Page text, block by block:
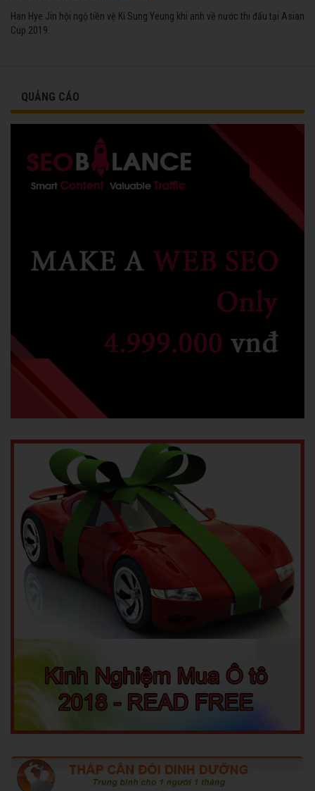
Han Hye Jin hội ngộ tiền vệ Ki Sung Yeung khi anh về nước thi đấu tại Asian
Cup 2019.
QUẢNG CÁO